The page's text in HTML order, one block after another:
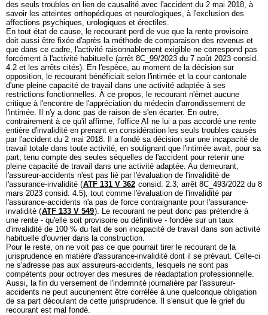
des seuls troubles en lien de causalité avec l'accident du 2 mai 2018, à
savoir les atteintes orthopédiques et neurologiques, à l'exclusion des
affections psychiques, urologiques et érectiles.
En tout état de cause, le recourant perd de vue que la rente provisoire
doit aussi être fixée d'après la méthode de comparaison des revenus et
que dans ce cadre, l'activité raisonnablement exigible ne correspond pas
forcément à l'activité habituelle (arrêt 8C_99/2023 du 7 août 2023 consid.
4.2 et les arrêts cités). En l'espèce, au moment de la décision sur
opposition, le recourant bénéficiait selon l'intimée et la cour cantonale
d'une pleine capacité de travail dans une activité adaptée à ses
restrictions fonctionnelles. À ce propos, le recourant n'émet aucune
critique à l'encontre de l'appréciation du médecin d'arrondissement de
l'intimée. Il n'y a donc pas de raison de s'en écarter. En outre,
contrairement à ce qu'il affirme, l'office AI ne lui a pas accordé une rente
entière d'invalidité en prenant en considération les seuls troubles causés
par l'accident du 2 mai 2018. Il a fondé sa décision sur une incapacité de
travail totale dans toute activité, en soulignant que l'intimée avait, pour sa
part, tenu compte des seules séquelles de l'accident pour retenir une
pleine capacité de travail dans une activité adaptée. Au demeurant,
l'assureur-accidents n'est pas lié par l'évaluation de l'invalidité de
l'assurance-invalidité (ATF 131 V 362 consid. 2.3; arrêt 8C_493/2022 du 8
mars 2023 consid. 4.5), tout comme l'évaluation de l'invalidité par
l'assurance-accidents n'a pas de force contraignante pour l'assurance-
invalidité (ATF 133 V 549). Le recourant ne peut donc pas prétendre à
une rente - qu'elle soit provisoire ou définitive - fondée sur un taux
d'invalidité de 100 % du fait de son incapacité de travail dans son activité
habituelle d'ouvrier dans la construction.
Pour le reste, on ne voit pas ce que pourrait tirer le recourant de la
jurisprudence en matière d'assurance-invalidité dont il se prévaut. Celle-ci
ne s'adresse pas aux assureurs-accidents, lesquels ne sont pas
compétents pour octroyer des mesures de réadaptation professionnelle.
Aussi, la fin du versement de l'indemnité journalière par l'assureur-
accidents ne peut aucunement être corrélée à une quelconque obligation
de sa part découlant de cette jurisprudence. Il s'ensuit que le grief du
recourant est mal fondé.